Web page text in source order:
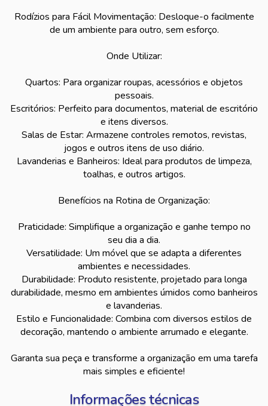
Rodízios para Fácil Movimentação: Desloque-o facilmente
de um ambiente para outro, sem esforço.
Onde Utilizar:
Quartos: Para organizar roupas, acessórios e objetos
pessoais.
Escritórios: Perfeito para documentos, material de escritório
e itens diversos.
Salas de Estar: Armazene controles remotos, revistas,
jogos e outros itens de uso diário.
Lavanderias e Banheiros: Ideal para produtos de limpeza,
toalhas, e outros artigos.
Benefícios na Rotina de Organização:
Praticidade: Simplifique a organização e ganhe tempo no
seu dia a dia.
Versatilidade: Um móvel que se adapta a diferentes
ambientes e necessidades.
Durabilidade: Produto resistente, projetado para longa
durabilidade, mesmo em ambientes úmidos como banheiros
e lavanderias.
Estilo e Funcionalidade: Combina com diversos estilos de
decoração, mantendo o ambiente arrumado e elegante.
Garanta sua peça e transforme a organização em uma tarefa
mais simples e eficiente!
Informações técnicas